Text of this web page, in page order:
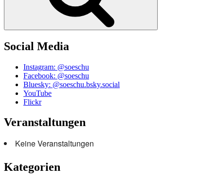
Social Media
Instagram: @soeschu
Facebook: @soeschu
Bluesky: @soeschu.bsky.social
YouTube
Flickr
Veranstaltungen
Keine Veranstaltungen
Kategorien